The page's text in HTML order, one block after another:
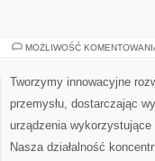
MOŻLIWOŚĆ
Tworzymy innowacyjne
przemysłu, dostarczając
urządzenia
Nasza działalność